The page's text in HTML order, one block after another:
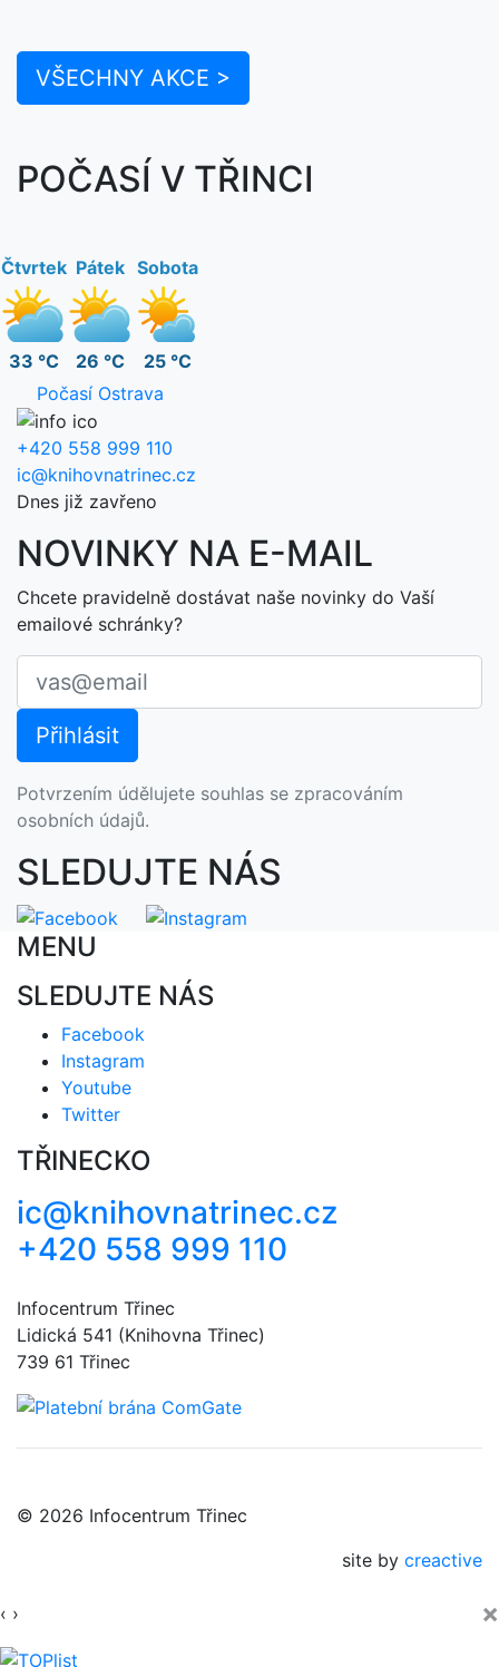
VŠECHNY AKCE >
POČASÍ V TŘINCI
Čtvrtek
33 °C
Pátek
26 °C
Sobota
25 °C
Počasí Ostrava
+420 558 999 110
ic@knihovnatrinec.cz
Dnes již zavřeno
NOVINKY NA E-MAIL
Chcete pravidelně dostávat naše novinky do Vaší
emailové schránky?
Potvrzením údělujete souhlas se zpracováním
osobních údajů.
SLEDUJTE NÁS
MENU
SLEDUJTE NÁS
Facebook
Instagram
Youtube
Twitter
TŘINECKO
ic@knihovnatrinec.cz
+420 558 999 110
Infocentrum Třinec
Lidická 541 (Knihovna Třinec)
739 61 Třinec
© 2026 Infocentrum Třinec
site by creactive
‹ › ×